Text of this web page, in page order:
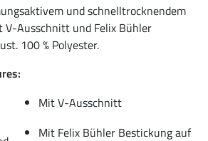
und schnelltrocknendem
Ausschnitt und Felix Bühler
100 % Polyester.
Mit V-Ausschnitt
Mit Felix Bühler Bestickung auf